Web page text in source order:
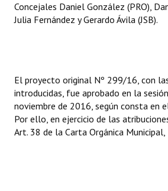
INSTITUCIONAL
Registros y Distinciones
Datos Históricos
Premio al Mérito - Registro
Concejales Daniel González (PRO),
Julia Fernández y Gerardo Ávila (JSB).
El proyecto original Nº 299/16, con
introducidas, fue aprobado en la
noviembre de 2016, según consta en
Por ello, en ejercicio de las
Art. 38 de la Carta Orgánica Municipal,